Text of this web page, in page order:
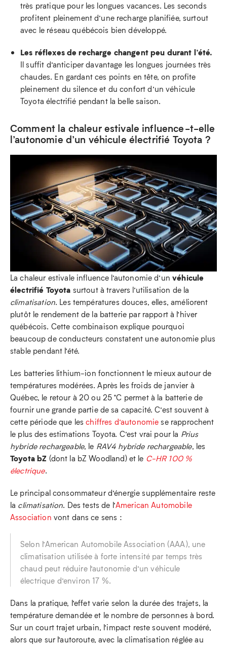
très pratique pour les longues vacances. Les seconds
profitent pleinement d’une recharge planifiée, surtout
avec le réseau québécois bien développé.
Les réflexes de recharge changent peu durant l’été.
Il suffit d’anticiper davantage les longues journées très
chaudes. En gardant ces points en tête, on profite
pleinement du silence et du confort d’un véhicule
Toyota électrifié pendant la belle saison.
Comment la chaleur estivale influence-t-elle
l’autonomie d’un véhicule électrifié Toyota ?
La chaleur estivale influence l’autonomie d’unvéhicule
électrifié Toyota surtout à travers l’utilisation de la
climatisation. Les températures douces, elles, améliorent
plutôt le rendement de la batterie par rapport à l’hiver
québécois. Cette combinaison explique pourquoi
beaucoup de conducteurs constatent une autonomie plus
stable pendant l’été.
Les batteries lithium‑ion fonctionnent le mieux autour de
températures modérées. Après les froids de janvier à
Québec, le retour à 20 ou 25 °C permet à la batterie de
fournir une grande partie de sa capacité. C’est souvent à
cette période que leschiffres d’autonomie se rapprochent
le plus des estimations Toyota. C’est vrai pour la Prius
hybride rechargeable, le RAV4 hybride rechargeable, les
Toyota bZ (dont la bZ Woodland) et le C‑HR 100 %
électrique.
Le principal consommateur d’énergie supplémentaire reste
la climatisation. Des tests de l’American Automobile
Association vont dans ce sens :
Selon l’American Automobile Association (AAA), une
climatisation utilisée à forte intensité par temps très
chaud peut réduire l’autonomie d’un véhicule
électrique d’environ 17 %.
Dans la pratique, l’effet varie selon la durée des trajets, la
température demandée et le nombre de personnes à bord.
Sur un court trajet urbain, l’impact reste souvent modéré,
alors que sur l’autoroute, avec la climatisation réglée au